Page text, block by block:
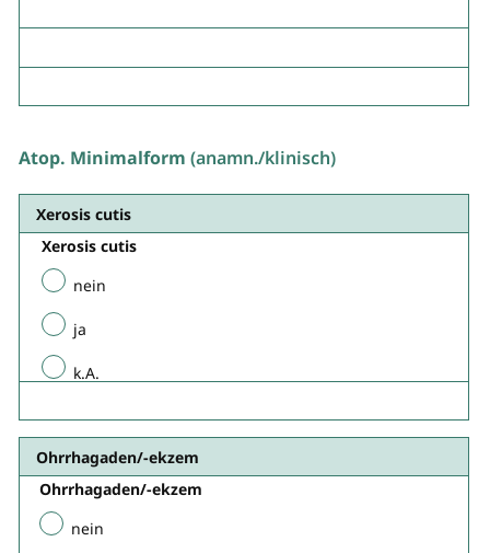
Atop. Minimalform (anamn./klinisch)
Xerosis cutis
Xerosis cutis
nein
ja
k.A.
Ohrrhagaden/-ekzem​​
Ohrrhagaden/-ekzem​​
nein